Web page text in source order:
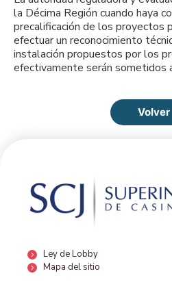
la Décima Región cuando haya
precalificación de los proyectos
efectuar un reconocimiento
instalación propuestos por los
efectivamente serán sometidos
Volver
Ley de Lobby
Mapa del sitio